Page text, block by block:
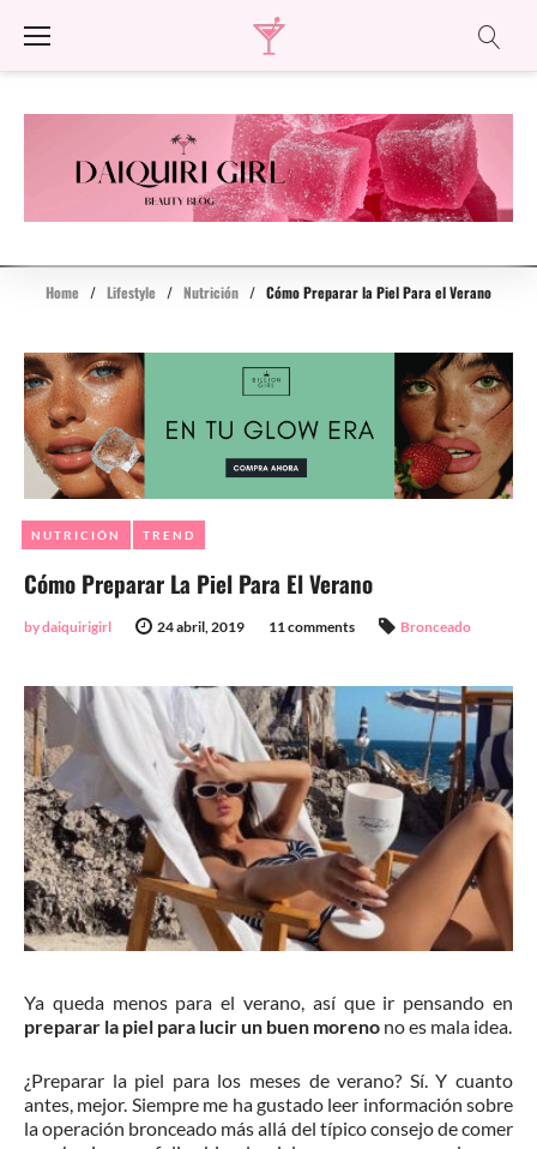
Home / Lifestyle / Nutrición / Cómo Preparar la Piel Para el Verano
Cómo Preparar La Piel Para El Verano
by daiquirigirl 24 abril, 2019 11 comments
NUTRICIÓN TREND
Bronceado
Ya queda menos para el verano, así que ir pensando en
preparar la piel para lucir un buen moreno no es mala idea.
¿Preparar la piel para los meses de verano? Sí. Y cuanto
antes, mejor. Siempre me ha gustado leer información sobre
la operación bronceado más allá del típico consejo de comer